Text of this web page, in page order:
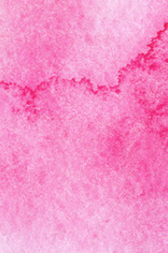
Bijuterii Retușând Servicii